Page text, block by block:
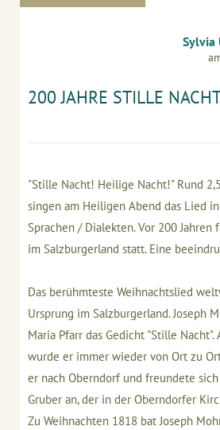
Sylvia
200 JAHRE STILLE
"Stille Nacht! Heilige Nacht!" Rund
singen am Heiligen Abend das Lied
Sprachen / Dialekten. Vor 200
im Salzburgerland statt. Eine
Das berühmteste Weihnachtslied
Ursprung im Salzburgerland. Joseph
Maria Pfarr das Gedicht "Stille
wurde er immer wieder von Ort zu
er nach Oberndorf und freundete
Gruber an, der in der Oberndorfer
Zu Weihnachten 1818 bat Joseph